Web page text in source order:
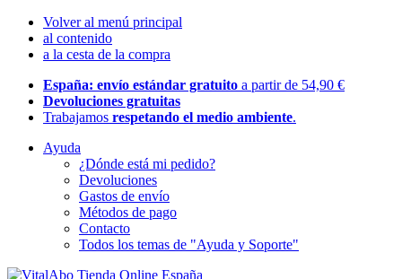
Volver al menú principal
al contenido
a la cesta de la compra
España: envío estándar gratuito a partir de 54,90 €
Devoluciones gratuitas
Trabajamos respetando el medio ambiente.
Ayuda
¿Dónde está mi pedido?
Devoluciones
Gastos de envío
Métodos de pago
Contacto
Todos los temas de "Ayuda y Soporte"